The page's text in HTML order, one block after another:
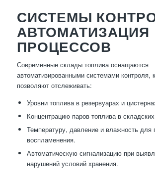
СИСТЕМЫ
АВТОМАТИЗАЦИЯ
ПРОЦЕССОВ
Современные склады топлива оснащаются
автоматизированными системами контроля,
позволяют отслеживать:
Уровни топлива в резервуарах и
Концентрацию паров топлива в
Температуру, давление и влажность для
воспламенения.
Автоматическую сигнализацию при
нарушений условий хранения.